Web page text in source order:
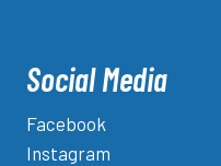
Social Media
Facebook
Instagram